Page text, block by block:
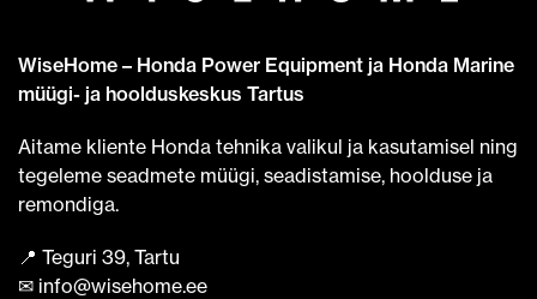
WiseHome – Honda Power Equipment ja Honda Marine
müügi- ja hoolduskeskus Tartus
Aitame kliente Honda tehnika valikul ja kasutamisel ning
tegeleme seadmete müügi, seadistamise, hoolduse ja
remondiga.
📍 Teguri 39, Tartu
✉ info@wisehome.ee